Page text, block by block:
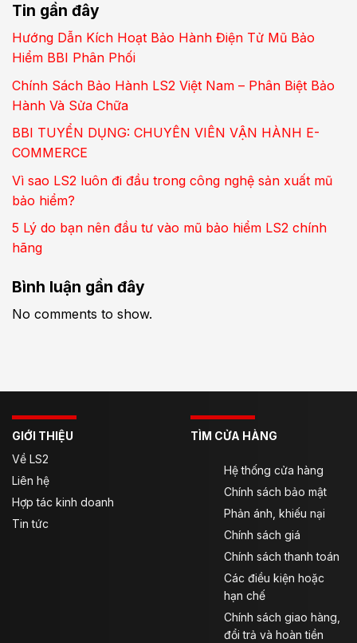
Tin gần đây
Hướng Dẫn Kích Hoạt Bảo Hành Điện Tử Mũ Bảo
Hiểm BBI Phân Phối
Chính Sách Bảo Hành LS2 Việt Nam – Phân Biệt Bảo
Hành Và Sửa Chữa
BBI TUYỂN DỤNG: CHUYÊN VIÊN VẬN HÀNH E-
COMMERCE
Vì sao LS2 luôn đi đầu trong công nghệ sản xuất mũ
bảo hiểm?
5 Lý do bạn nên đầu tư vào mũ bảo hiểm LS2 chính
hãng
Bình luận gần đây
No comments to show.
GIỚI THIỆU
Về LS2
Liên hệ
Hợp tác kinh doanh
Tin tức
TÌM CỬA HÀNG
Hệ thống cửa hàng
Chính sách bảo mật
Phản ánh, khiếu nại
Chính sách giá
Chính sách thanh toán
Các điều kiện hoặc
hạn chế
Chính sách giao hàng,
đổi trả và hoàn tiền